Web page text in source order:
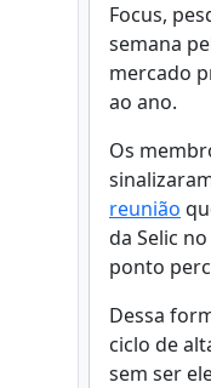
Focus,
semana
mercado
ao ano.
Os
reunião
da Selic
ponto
Dessa
ciclo de
sem ser